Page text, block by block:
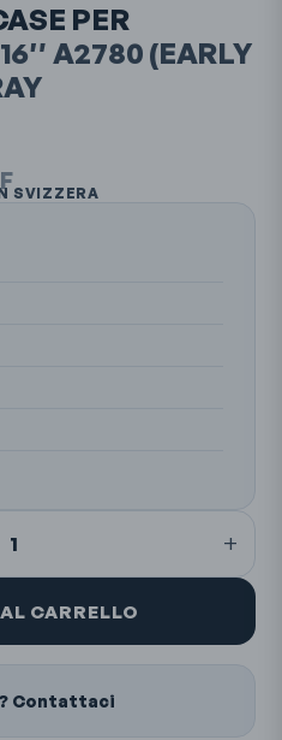
PER
A2780 (EARLY
SVIZZERA
1 +
CARRELLO
Contattaci